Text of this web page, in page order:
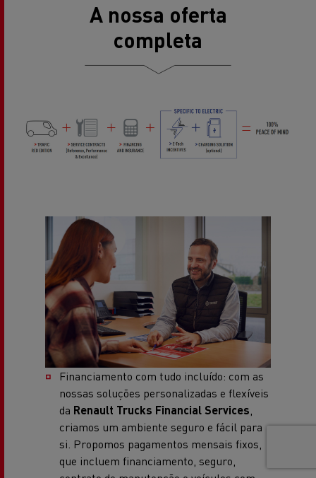
A nossa oferta
completa
Financiamento com tudo incluído: com as
nossas soluções personalizadas e flexíveis
da Renault Trucks Financial Services
criamos um ambiente seguro e fácil para
si. Propomos pagamentos mensais fixos,
que incluem financiamento, seguro,